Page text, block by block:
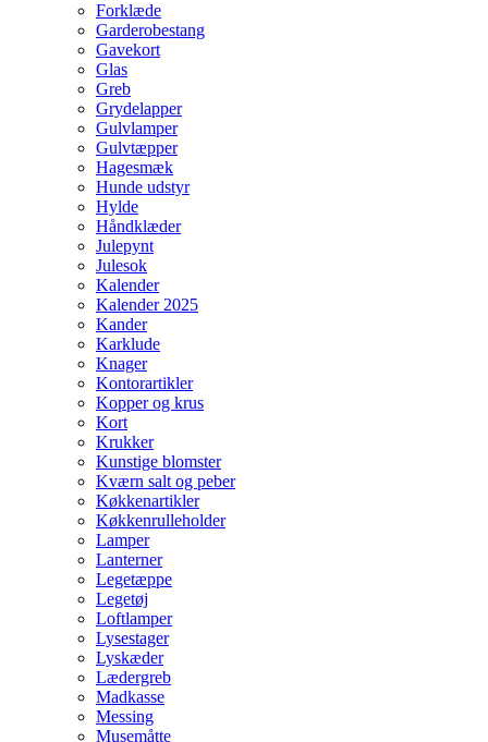
Forklæde
Garderobestang
Gavekort
Glas
Greb
Grydelapper
Gulvlamper
Gulvtæpper
Hagesmæk
Hunde udstyr
Hylde
Håndklæder
Julepynt
Julesok
Kalender
Kalender 2025
Kander
Karklude
Knager
Kontorartikler
Kopper og krus
Kort
Krukker
Kunstige blomster
Kværn salt og peber
Køkkenartikler
Køkkenrulleholder
Lamper
Lanterner
Legetæppe
Legetøj
Loftlamper
Lysestager
Lyskæder
Lædergreb
Madkasse
Messing
Musemåtte